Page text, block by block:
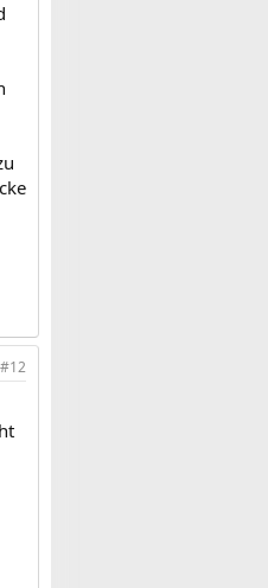
#12